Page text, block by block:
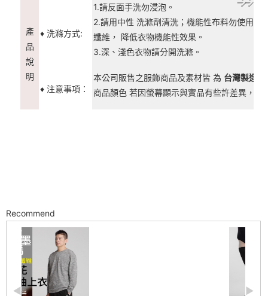
產
品
說
明
♦ 洗滌方式:
1.請反面手洗勿浸泡。
2.請用中性 洗滌劑清洗；機能性布料勿使用柔
纖維， 降低衣物機能性效果。
3.深、淺色衣物請分開洗滌。
♦ 注意事項：
本公司販售之服飾商品及素材皆 為 台灣製造
商品顏色 若因螢幕顯示與實品有些許差異，顏
Recommend